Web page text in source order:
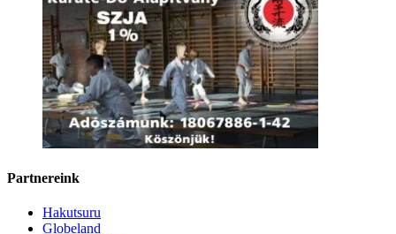
Partnereink
Hakutsuru
Globeland